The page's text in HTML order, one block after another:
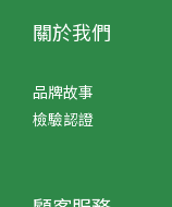
關於我們
品牌故事
檢驗認證